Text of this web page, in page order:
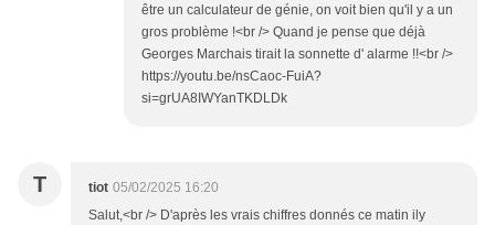
être un calculateur de génie, on voit bien qu'il y a un
gros problème !<br /> Quand je pense que déjà
Georges Marchais tirait la sonnette d' alarme !!<br />
https://youtu.be/nsCaoc-FuiA?
si=grUA8IWYanTKDLDk
T tiot 05/02/2025 16:20
Salut,<br /> D'après les vrais chiffres donnés ce matin ily